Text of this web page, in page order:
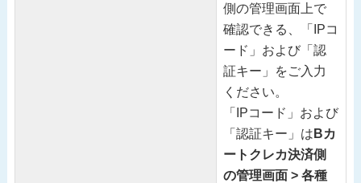
側の管理画面上で
確認できる、「IPコ
ード」および「認
証キー」をご入力
ください。
「IPコード」および
「認証キー」は Bカ
ートクレカ決済側
の管理画面 > 各種